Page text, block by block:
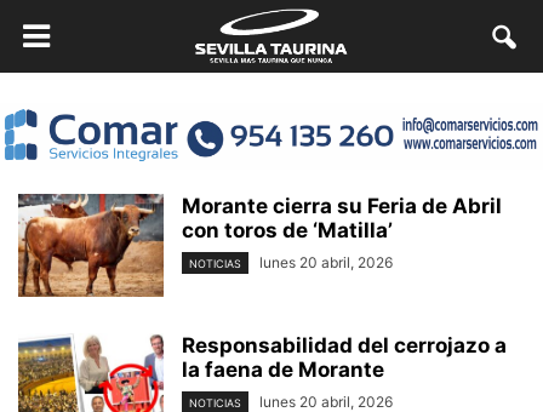
Morante cierra su Feria de Abril
con toros de ‘Matilla’
NOTICIAS lunes 20 abril, 2026
Responsabilidad del cerrojazo a
la faena de Morante
NOTICIAS lunes 20 abril, 2026